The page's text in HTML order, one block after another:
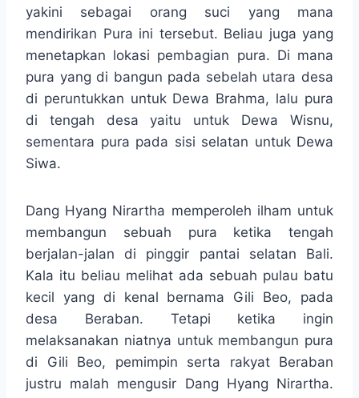
yakini sebagai orang suci yang mana
mendirikan Pura ini tersebut. Beliau juga yang
menetapkan lokasi pembagian pura. Di mana
pura yang di bangun pada sebelah utara desa
di peruntukkan untuk Dewa Brahma, lalu pura
di tengah desa yaitu untuk Dewa Wisnu,
sementara pura pada sisi selatan untuk Dewa
Siwa.
Dang Hyang Nirartha memperoleh ilham untuk
membangun sebuah pura ketika tengah
berjalan-jalan di pinggir pantai selatan Bali.
Kala itu beliau melihat ada sebuah pulau batu
kecil yang di kenal bernama Gili Beo, pada
desa Beraban. Tetapi ketika ingin
melaksanakan niatnya untuk membangun pura
di Gili Beo, pemimpin serta rakyat Beraban
justru malah mengusir Dang Hyang Nirartha.